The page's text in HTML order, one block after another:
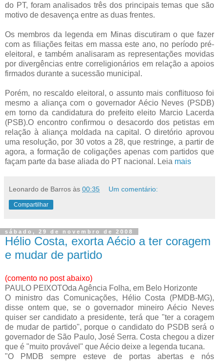
do PT, foram analisados três dos principais temas que são
motivo de desavença entre as duas frentes.
Os membros da legenda em Minas discutiram o que fazer
com as filiações feitas em massa este ano, no período pré-
eleitoral, e também analisaram as representações movidas
por divergências entre correligionários em relação a apoios
firmados durante a sucessão municipal.
Porém, no rescaldo eleitoral, o assunto mais conflituoso foi
mesmo a aliança com o governador Aécio Neves (PSDB)
em torno da candidatura do prefeito eleito Marcio Lacerda
(PSB).O encontro confirmou o desacordo dos petistas em
relação à aliança moldada na capital. O diretório aprovou
uma resolução, por 30 votos a 28, que restringe, a partir de
agora, a formação de coligações apenas com partidos que
façam parte da base aliada do PT nacional. Leia mais
Leonardo de Barros às 00:35 Um comentário:
Compartilhar
sábado, 29 de novembro de 2008
Hélio Costa, exorta Aécio a ter coragem
e mudar de partido
(comento no post abaixo)
PAULO PEIXOTOda Agência Folha, em Belo Horizonte
O ministro das Comunicações, Hélio Costa (PMDB-MG),
disse ontem que, se o governador mineiro Aécio Neves
quiser ser candidato a presidente, terá que "ter a coragem
de mudar de partido", porque o candidato do PSDB será o
governador de São Paulo, José Serra. Costa chegou a dizer
que é "muito provável" que Aécio deixe a legenda tucana.
"O PMDB sempre esteve de portas abertas e nós